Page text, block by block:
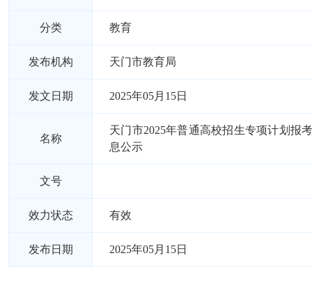
分类 教育
发布机构 天门市教育局
发文日期 2025年05月15日
名称
天门市2025年普通高校招生专项计划报
息公示
文号
效力状态 有效
发布日期 2025年05月15日